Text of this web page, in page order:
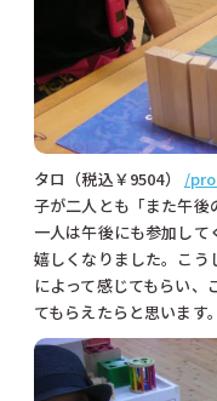
タロ（税込￥9504） /
子が二人とも「また午後
一人は午後にも参加して
嬉しくなりました。こう
によって感じてもらい、
てもらえたらと思います。